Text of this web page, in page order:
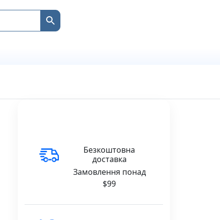
Безкоштовна
доставка
Замовлення понад
$99